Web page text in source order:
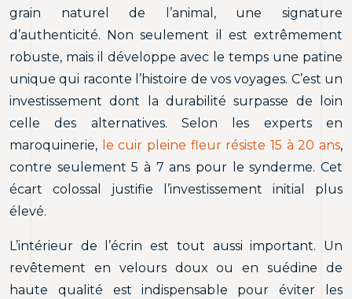
grain naturel de l’animal, une signature
d’authenticité. Non seulement il est extrêmement
robuste, mais il développe avec le temps une patine
unique qui raconte l’histoire de vos voyages. C’est un
investissement dont la durabilité surpasse de loin
celle des alternatives. Selon les experts en
maroquinerie, le cuir pleine fleur résiste 15 à 20 ans,
contre seulement 5 à 7 ans pour le synderme. Cet
écart colossal justifie l’investissement initial plus
élevé.
L’intérieur de l’écrin est tout aussi important. Un
revêtement en velours doux ou en suédine de
haute qualité est indispensable pour éviter les